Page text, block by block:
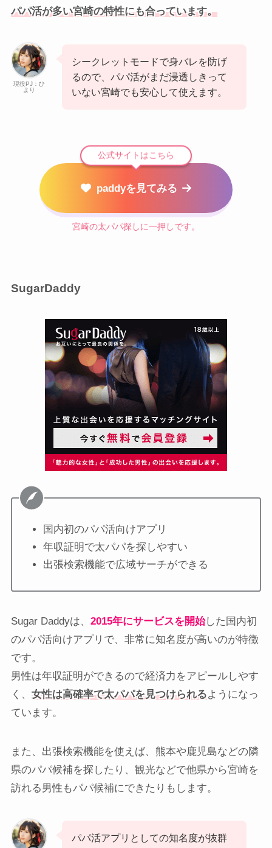
パパ活が多い宮崎の特性にも合っています。
現役PJ：ひ
より
シークレットモードで身バレを防げ
るので、パパ活がまだ浸透しきって
いない宮崎でも安心して使えます。
公式サイトはこちら
paddyを見てみる
宮崎の太パパ探しに一押しです。
SugarDaddy
国内初のパパ活向けアプリ
年収証明で太パパを探しやすい
出張検索機能で広域サーチができる
Sugar Daddyは、 2015年にサービスを開始した国内初
のパパ活向けアプリで、非常に知名度が高いのが特徴
です。
男性は年収証明ができるので経済力をアピールしやす
く、 女性は高確率で太パパを見つけられるようになっ
ています。
また、出張検索機能を使えば、熊本や鹿児島などの隣
県のパパ候補を探したり、観光などで他県から宮崎を
訪れる男性もパパ候補にできたりもします。
パパ活アプリとしての知名度が抜群